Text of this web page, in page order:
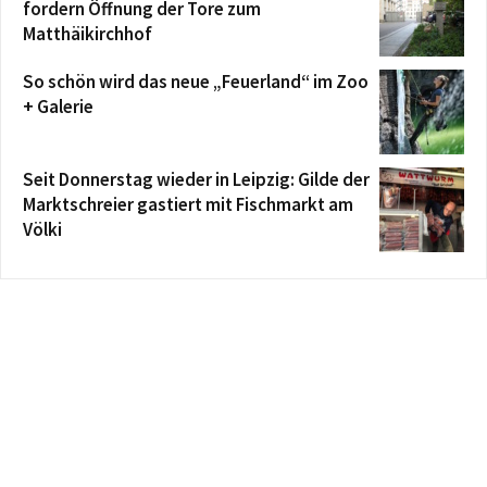
fordern Öffnung der Tore zum
Matthäikirchhof
So schön wird das neue „Feuerland“ im Zoo
+ Galerie
Seit Donnerstag wieder in Leipzig: Gilde der
Marktschreier gastiert mit Fischmarkt am
Völki